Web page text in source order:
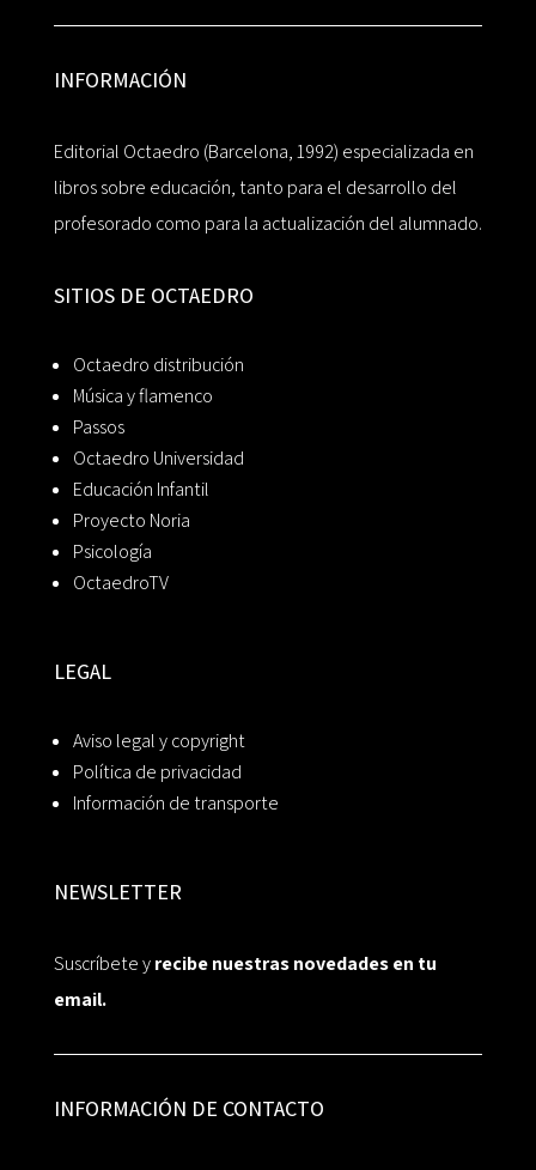
INFORMACIÓN
Editorial Octaedro (Barcelona, 1992) especializada en
libros sobre educación, tanto para el desarrollo del
profesorado como para la actualización del alumnado.
SITIOS DE OCTAEDRO
Octaedro distribución
Música y flamenco
Passos
Octaedro Universidad
Educación Infantil
Proyecto Noria
Psicología
OctaedroTV
LEGAL
Aviso legal y copyright
Política de privacidad
Información de transporte
NEWSLETTER
Suscríbete yrecibe nuestras novedades en tu
email.
INFORMACIÓN DE CONTACTO